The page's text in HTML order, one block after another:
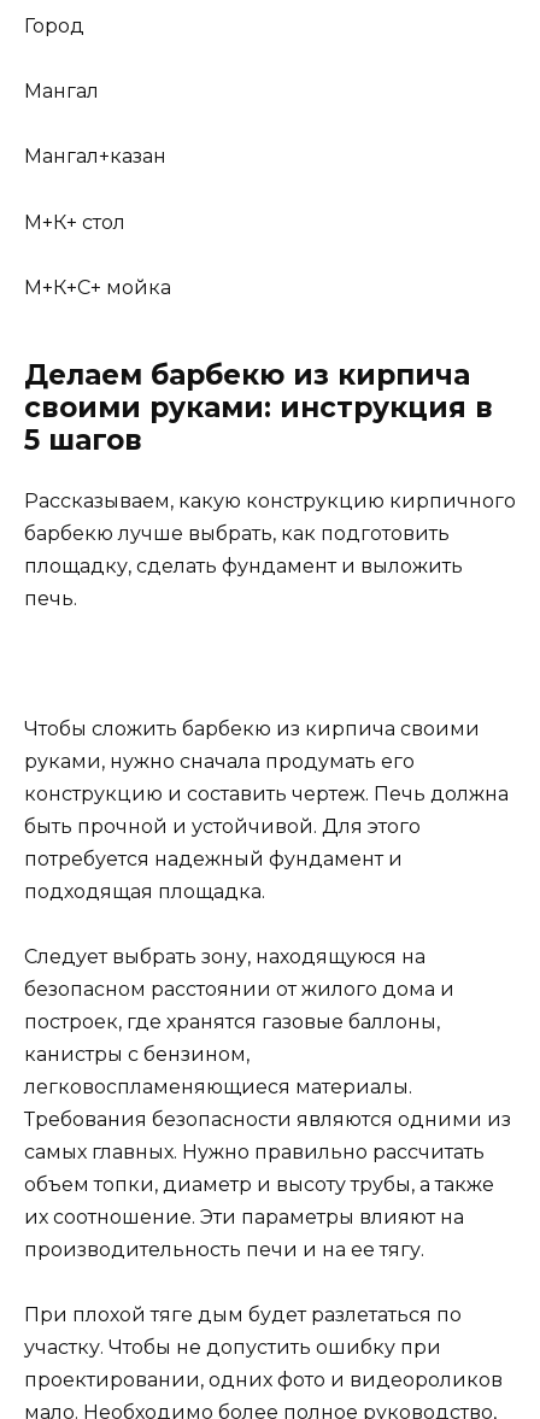
Город
Мангал
Мангал+казан
М+К+ стол
М+К+С+ мойка
Делаем барбекю из кирпича
своими руками: инструкция в
5 шагов
Рассказываем, какую конструкцию кирпичного
барбекю лучше выбрать, как подготовить
площадку, сделать фундамент и выложить
печь.
Чтобы сложить барбекю из кирпича своими
руками, нужно сначала продумать его
конструкцию и составить чертеж. Печь должна
быть прочной и устойчивой. Для этого
потребуется надежный фундамент и
подходящая площадка.
Следует выбрать зону, находящуюся на
безопасном расстоянии от жилого дома и
построек, где хранятся газовые баллоны,
канистры с бензином,
легковоспламеняющиеся материалы.
Требования безопасности являются одними из
самых главных. Нужно правильно рассчитать
объем топки, диаметр и высоту трубы, а также
их соотношение. Эти параметры влияют на
производительность печи и на ее тягу.
При плохой тяге дым будет разлетаться по
участку. Чтобы не допустить ошибку при
проектировании, одних фото и видеороликов
мало. Необходимо более полное руководство,